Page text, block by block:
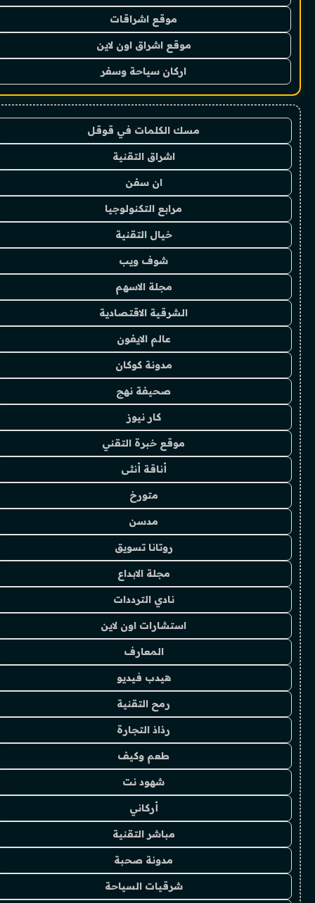
موقع اشراقات
موقع اشراق اون لاين
اركان سياحة وسفر
مسك الكلمات في قوقل
اشراق التقنية
ان سفن
مرابع التكنولوجيا
خيال التقنية
شوف ويب
مجلة الاسهم
الشرقية الاقتصادية
عالم الايفون
مدونة كوكان
صحيفة نهج
كار نيوز
موقع خبرة التقني
أناقة أنثى
متورخ
مدسن
روتانا تسويق
مجلة الابداع
نادي الترددات
استشارات اون لاين
المعارف
هيدب فيديو
رمح التقنية
رذاذ التجارة
طعم وكيف
شهود نت
أركاني
مباشر التقنية
مدونة صحبة
شرقيات السياحة